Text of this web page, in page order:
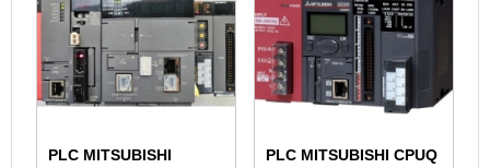
PLC MITSUBISHI
PLC MITSUBISHI CPUQ